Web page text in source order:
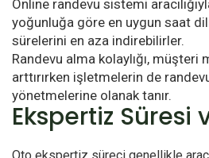
Online randevu sistemi
yoğunluğa göre en uygun saat
sürelerini en aza indirebilirler.
Randevu alma kolaylığı, müşteri
arttırırken işletmelerin de
yönetmelerine olanak tanır.
Ekspertiz Süresi